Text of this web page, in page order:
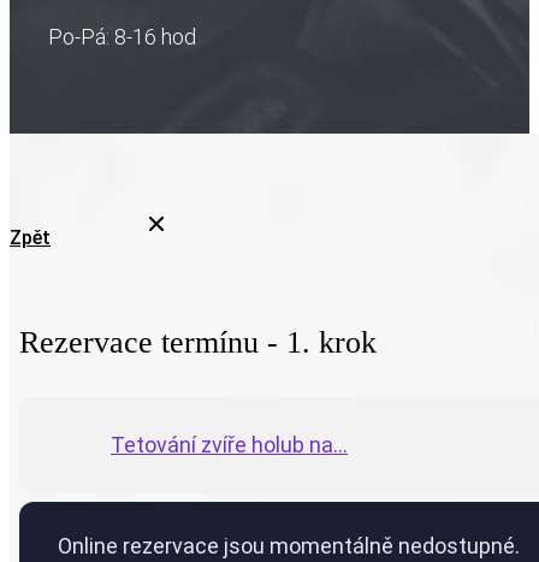
Po-Pá: 8-16 hod
Zpět
Rezervace termínu - 1. krok
Tetování zvíře holub na...
Online rezervace jsou momentálně nedostupné.